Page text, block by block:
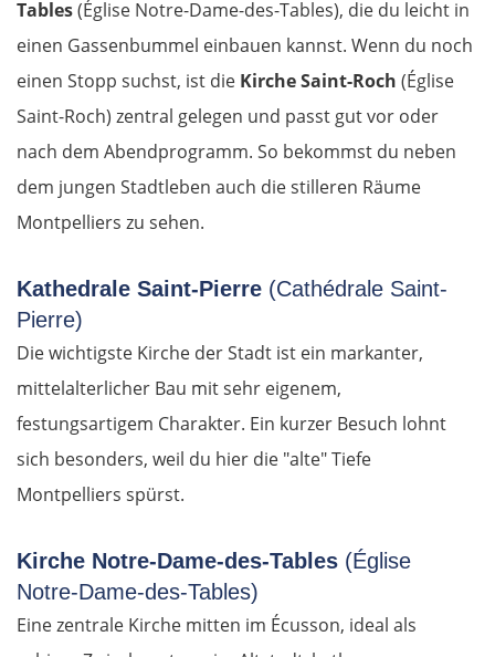
Tables(Église Notre-Dame-des-Tables), die du leicht in
einen Gassenbummel einbauen kannst. Wenn du noch
einen Stopp suchst, ist die Kirche Saint-Roch (Église
Saint-Roch) zentral gelegen und passt gut vor oder
nach dem Abendprogramm. So bekommst du neben
dem jungen Stadtleben auch die stilleren Räume
Montpelliers zu sehen.
Kathedrale Saint-Pierre (Cathédrale Saint-
Pierre)
Die wichtigste Kirche der Stadt ist ein markanter,
mittelalterlicher Bau mit sehr eigenem,
festungsartigem Charakter. Ein kurzer Besuch lohnt
sich besonders, weil du hier die "alte" Tiefe
Montpelliers spürst.
Kirche Notre-Dame-des-Tables (Église
Notre-Dame-des-Tables)
Eine zentrale Kirche mitten im Écusson, ideal als